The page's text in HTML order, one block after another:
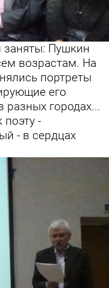
заняты: Пушкин
возрастам. На
портреты
его
городах...
-
- в сердцах